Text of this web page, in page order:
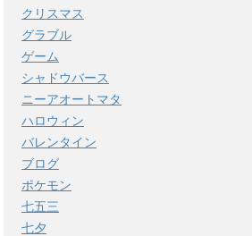
クリスマス
グラブル
ゲーム
シャドウバース
ニーアオートマタ
ハロウィン
バレンタイン
ブログ
ポケモン
七五三
七夕